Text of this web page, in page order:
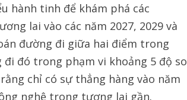
hành tinh để khám phá các
lai vào các năm 2027, 2029 và
đường đi giữa hai điểm trong
đó trong phạm vi khoảng 5 độ so
chỉ có sự thẳng hàng vào năm
nghệ trong tương lai gần.